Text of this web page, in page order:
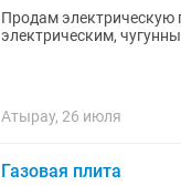
Продам электрическую
электрическим,
Атырау, 26 июля
Газовая плита